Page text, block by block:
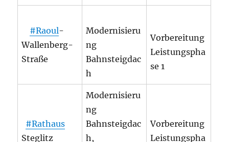
#Raoul-
Wallenberg-
Straße
Modernisieru
ng
Bahnsteigdac
h
Vorbereitung
Leistungspha
se 1
#Rathaus
Steglitz
Modernisieru
ng
Bahnsteigdac
h,
Vorbereitung
Leistungspha